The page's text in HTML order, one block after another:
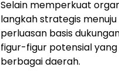
Selain memperkuat
langkah strategis
perluasan basis
figur-figur potensial
berbagai daerah.